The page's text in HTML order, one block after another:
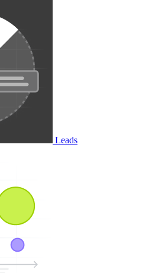
Leads